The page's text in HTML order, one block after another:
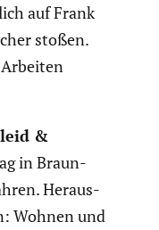
auf Frank
stoßen.
&
in Braun­
Heraus­
Wohnen und